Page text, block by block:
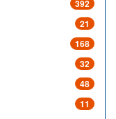
392
21
168
32
48
11